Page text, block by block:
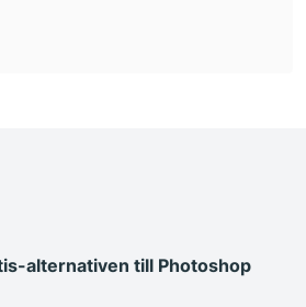
alternativen till Photoshop